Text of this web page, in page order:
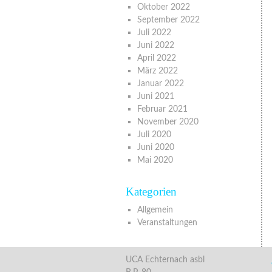
Oktober 2022
September 2022
Juli 2022
Juni 2022
April 2022
März 2022
Januar 2022
Juni 2021
Februar 2021
November 2020
Juli 2020
Juni 2020
Mai 2020
Kategorien
Allgemein
Veranstaltungen
UCA Echternach asbl